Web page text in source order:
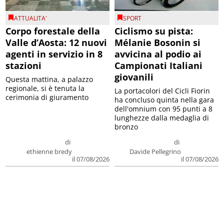
ATTUALITA'
Corpo forestale della
Valle d’Aosta: 12 nuovi
agenti in servizio in 8
stazioni
di
ethienne bredy
il 07/08/2026
Questa mattina, a palazzo
regionale, si è tenuta la
cerimonia di giuramento
SPORT
Ciclismo su pista:
Mélanie Bosonin si
avvicina al podio ai
Campionati Italiani
giovanili
di
Davide Pellegrino
il 07/08/2026
La portacolori del Cicli Fiorin
ha concluso quinta nella gara
dell'omnium con 95 punti a 8
lunghezze dalla medaglia di
bronzo